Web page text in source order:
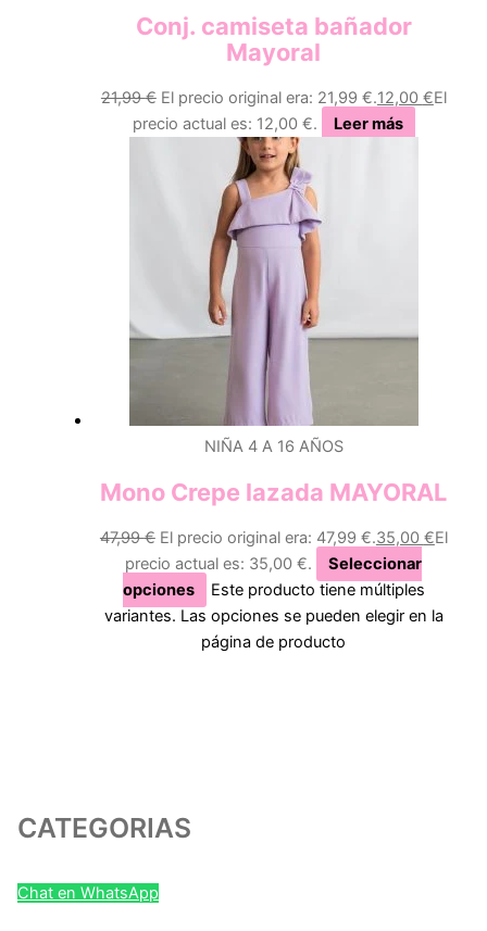
CATEGORIAS
Chat en WhatsApp
Conj. camiseta bañador
Mayoral
21,99€ El precio original era: 21,99 €.12,00 €El
precio actual es: 12,00 €.
Leer más
NIÑA 4 A 16 AÑOS
Mono Crepe lazada MAYORAL
47,99€ El precio original era: 47,99 €.35,00 €El
precio actual es: 35,00 €.
Seleccionar
opciones
Este producto tiene múltiples
variantes. Las opciones se pueden elegir en la
página de producto